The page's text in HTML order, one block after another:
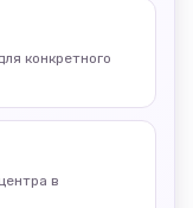
конкретного
в